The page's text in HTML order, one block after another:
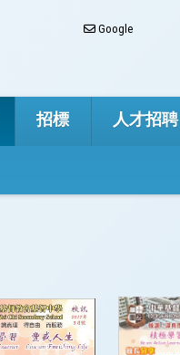
Google
招標 人才招聘